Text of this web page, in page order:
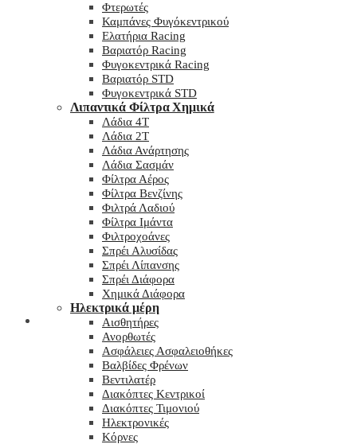
Φτερωτές
Καμπάνες Φυγόκεντρικού
Ελατήρια Racing
Βαριατόρ Racing
Φυγοκεντρικά Racing
Βαριατόρ STD
Φυγοκεντρικά STD
Λιπαντικά Φίλτρα Χημικά
Λάδια 4T
Λάδια 2T
Λάδια Ανάρτησης
Λάδια Σασμάν
Φίλτρα Αέρος
Φίλτρα Βενζίνης
Φιλτρά Λαδιού
Φίλτρα Ιμάντα
Φιλτροχοάνες
Σπρέι Αλυσίδας
Σπρέι Λίπανσης
Σπρέι Διάφορα
Χημικά Διάφορα
Hλεκτρικά μέρη
Αισθητήρες
Ανορθωτές
Ασφάλειες Ασφαλειοθήκες
Βαλβίδες Φρένων
Βεντιλατέρ
Διακόπτες Κεντρικοί
Διακόπτες Τιμονιού
Ηλεκτρονικές
Κόρνες